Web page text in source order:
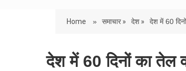
Home » समाचार » देश » देश में 60 दिनों
देश में 60 दिनों का तेल